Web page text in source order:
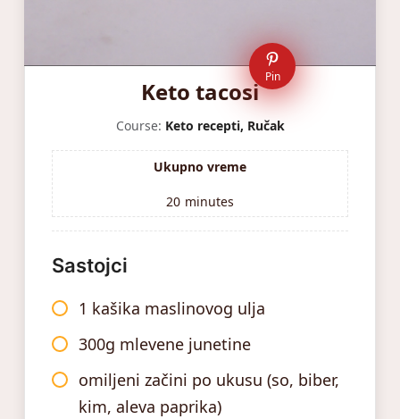
Pin
Keto tacosi
Course: Keto recepti, Ručak
Ukupno vreme
20 minutes
Sastojci
1 kašika maslinovog ulja
300g mlevene junetine
omiljeni začini po ukusu (so, biber,
kim, aleva paprika)